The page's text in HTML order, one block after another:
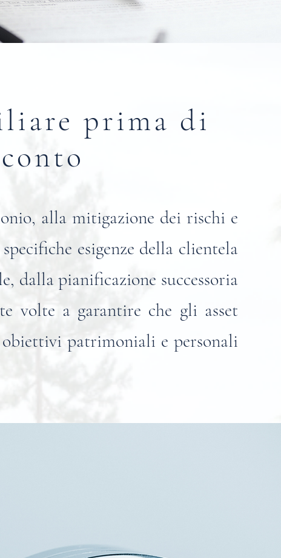
prima di
alla mitigazione dei rischi e
esigenze della clientela
dalla pianificazione successoria
volte a garantire che gli asset
patrimoniali e personali